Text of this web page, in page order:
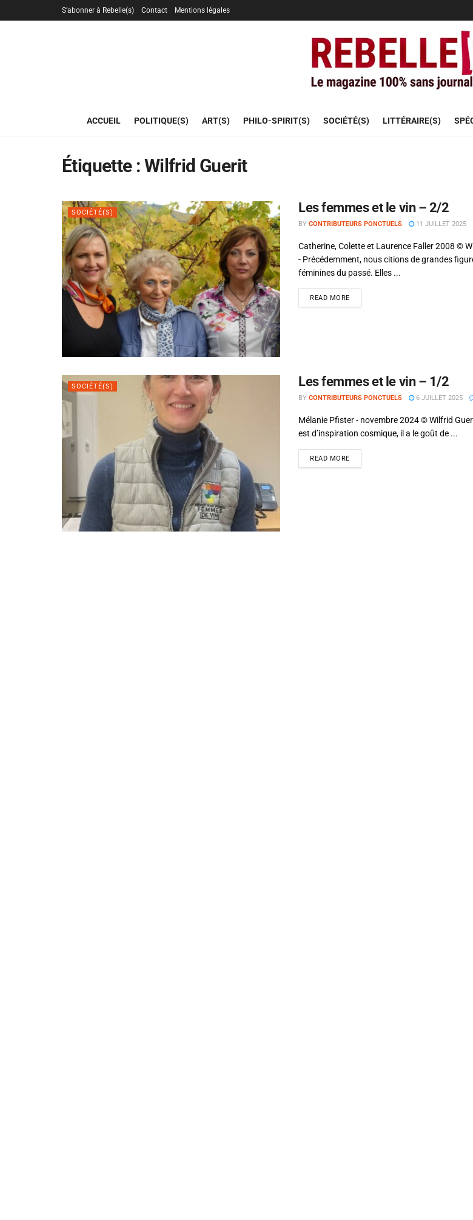
S’abonner à Rebelle(s) Contact Mentions légales
ACCUEIL POLITIQUE(S) ART(S) PHILO-SPIRIT(S) SOCIÉTÉ(S) LITTÉRAIRE(S)
Étiquette : Wilfrid Guerit
SOCIÉTÉ(S) Les femmes et le vin – 2/2
BY CONTRIBUTEURS PONCTUELS 11 JUILLET 2025
Catherine, Colette et Laurence Faller 2008 ©
- Précédemment, nous citions de grandes
féminines du passé. Elles ...
READ MORE
SOCIÉTÉ(S) Les femmes et le vin – 1/2
BY CONTRIBUTEURS PONCTUELS 6 JUILLET 2025
Mélanie Pfister - novembre 2024 © Wilfrid
est d’inspiration cosmique, il a le goût de ...
READ MORE